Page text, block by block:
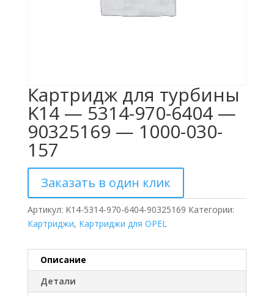
Картридж для турбины
K14 — 5314-970-6404 —
90325169 — 1000-030-
157
Заказать в один клик
Артикул: K14-5314-970-6404-90325169 Категории:
Картриджи, Картриджи для OPEL
Описание
Детали